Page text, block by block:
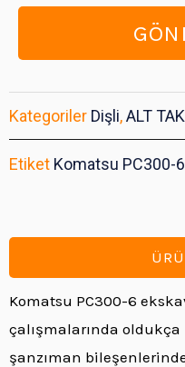
Kategoriler Dişli,ALT
Etiket Komatsu PC300-6
Komatsu PC300-6
çalışmalarında
şanzıman